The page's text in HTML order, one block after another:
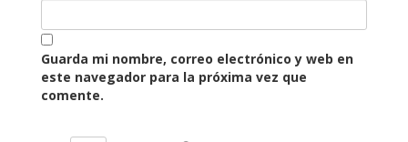
Guarda mi nombre, correo electrónico y web en
este navegador para la próxima vez que
comente.